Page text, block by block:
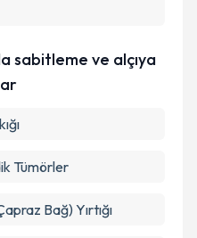
sabitleme ve alçıya
Tümörler
Bağ) Yırtığı